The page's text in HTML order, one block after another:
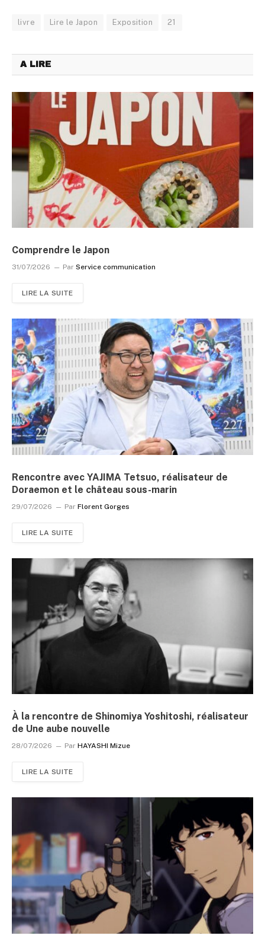
livre Lire le Japon Exposition 21
A LIRE
Comprendre le Japon
31/07/2026 Par Service communication
LIRE LA SUITE
Rencontre avec YAJIMA Tetsuo, réalisateur de
Doraemon et le château sous-marin
29/07/2026 Par Florent Gorges
LIRE LA SUITE
À la rencontre de Shinomiya Yoshitoshi, réalisateur
de Une aube nouvelle
28/07/2026 Par HAYASHI Mizue
LIRE LA SUITE